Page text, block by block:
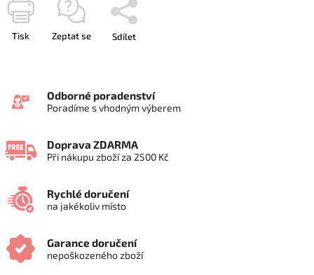
Tisk Zeptat se Sdílet
Odborné poradenství
Poradíme s vhodným výberem
Doprava ZDARMA
Při nákupu zboží za 2500 Kč
Rychlé doručení
na jakékoliv místo
Garance doručení
nepoškozeného zboží